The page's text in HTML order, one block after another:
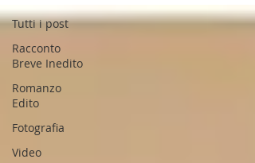
Tutti i post
Racconto
Breve Inedito
Romanzo
Edito
Fotografia
Video